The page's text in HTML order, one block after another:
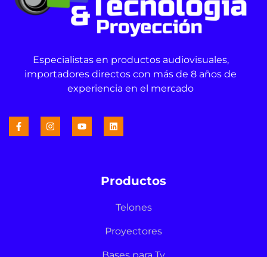
Especialistas en productos audiovisuales,
importadores directos con más de 8 años de
experiencia en el mercado
Productos
Telones
Proyectores
Bases para Tv